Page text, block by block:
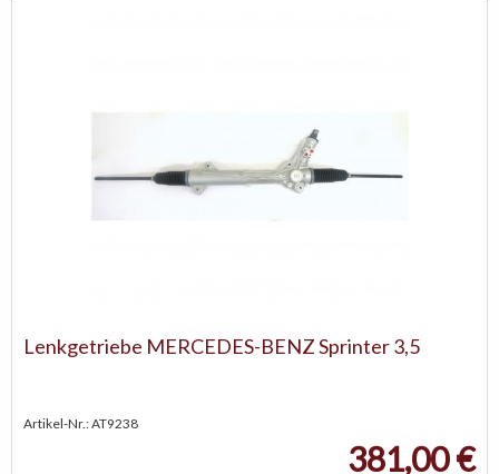
Lenkgetriebe MERCEDES-BENZ Sprinter 3,5
Artikel-Nr.: AT9238
381,00 €